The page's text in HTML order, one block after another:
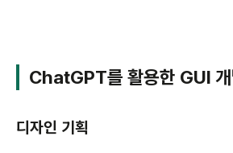
ChatGPT를 활용한 GUI 개
디자인 기획